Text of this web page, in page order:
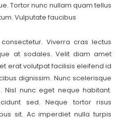
Tortor nunc nullam quam tellus
Vulputate faucibus
Viverra cras lectus
at sodales. Velit diam amet
erat volutpat facilisis eleifend id
dignissim. Nunc scelerisque
nunc eget neque habitant.
sed. Neque tortor risus
sit. Ac imperdiet nulla turpis